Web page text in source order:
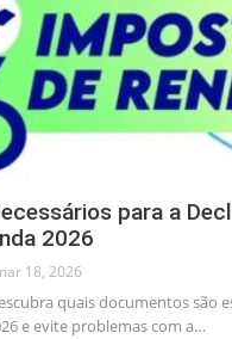
para a
2026
18, 2026
quais documentos são
e evite problemas com a…